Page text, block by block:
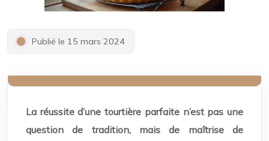
Publié le 15 mars 2024
La réussite d’une tourtière parfaite n’est pas une
question de tradition, mais de maîtrise de